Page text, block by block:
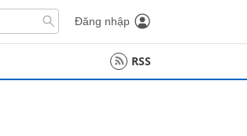
Đăng nhập
RSS